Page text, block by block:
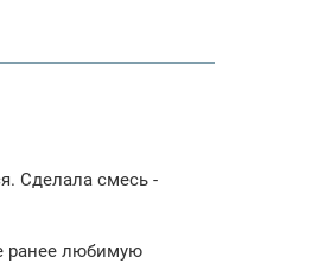
Сделала смесь -
ранее любимую